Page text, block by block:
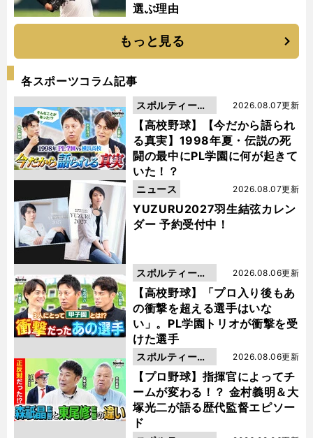
選ぶ理由
もっと見る
各スポーツコラム記事
【高校野球】【今だから語られ
る真実】1998年夏・伝説の死
闘の最中にPL学園に何が起きて
いた！？
2026.08.07更新
スポルティーバ
動画
YUZURU2027羽生結弦カレン
ダー 予約受付中！
2026.08.07更新
ニュース
【高校野球】「プロ入り後もあ
の衝撃を超える選手はいな
い」。PL学園トリオが衝撃を受
けた選手
2026.08.06更新
スポルティーバ
動画
【プロ野球】指揮官によってチ
ームが変わる！？ 金村義明＆大
塚光二が語る歴代監督エピソー
ド
2026.08.06更新
スポルティーバ
動画